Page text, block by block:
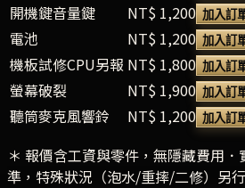
開機鍵音量鍵
NT$ 1,200 加入訂
電池
NT$ 1,200 加入訂
機板試修CPU另報 NT$ 1,800 加入訂
螢幕破裂
NT$ 1,900 加入訂
聽筒麥克風響鈴
NT$ 1,200 加入訂
＊ 報價含工資與零件，無隱藏費用
準，特殊狀況（泡水/重摔/二修）另